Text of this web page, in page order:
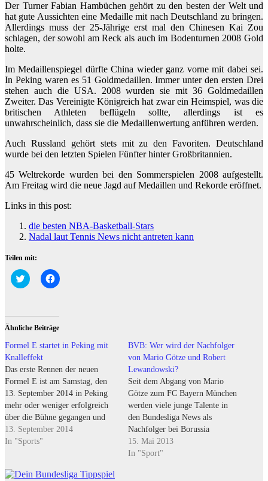
Der Turner Fabian Hambüchen gehört zu den besten der Welt und
hat gute Aussichten eine Medaille mit nach Deutschland zu bringen.
Allerdings muss der 25-Jährige erst mal den Chinesen Kai Zou
schlagen, der sowohl am Reck als auch im Bodenturnen 2008 Gold
holte.
Im Medaillenspiegel dürfte China wieder ganz vorne mit dabei sei.
In Peking waren es 51 Goldmedaillen. Immer unter den ersten Drei
stehen auch die USA. 2008 wurden sie mit 36 Goldmedaillen
Zweiter. Das Vereinigte Königreich hat zwar ein Heimspiel, was die
britischen Athleten beflügeln sollte, allerdings ist es
unwahrscheinlich, dass sie die Medaillenwertung anführen werden.
Auch Russland gehört stets mit zu den Favoriten. Deutschland
wurde bei den letzten Spielen Fünfter hinter Großbritannien.
45 Weltrekorde wurden bei den Sommerspielen 2008 aufgestellt.
Am Freitag wird die neue Jagd auf Medaillen und Rekorde eröffnet.
Links in this post:
die besten NBA-Basketball-Stars
Nadal laut Tennis News nicht antreten kann
Teilen mit:
Klick,
um
teilen
(Wird
in
Fenster
geöffnet)
Klick,
um
teilen
(Wird
in
Fenster
Ähnliche Beiträge
Formel E startet in Peking mit
Knalleffekt
Das erste Rennen der neuen
Formel E ist am Samstag, den
13. September 2014 in Peking
mehr oder weniger erfolgreich
über die Bühne gegangen und
endete für einige Beteiligte mit
einem Knalleffekt. Im Kampf
nach einem bösen Crash mit…
13. September 2014
In "Sports"
BVB: Wer wird der Nachfolger
von Mario Götze und Robert
Lewandowski?
Seit dem Abgang von Mario
Götze zum FC Bayern München
werden viele junge Talente in
den Bundesliga News als
Nachfolger bei Borussia
Dortmund gehandelt. Auch die
Personalie Robert Lewandowski
15. Mai 2013
In "Sport"